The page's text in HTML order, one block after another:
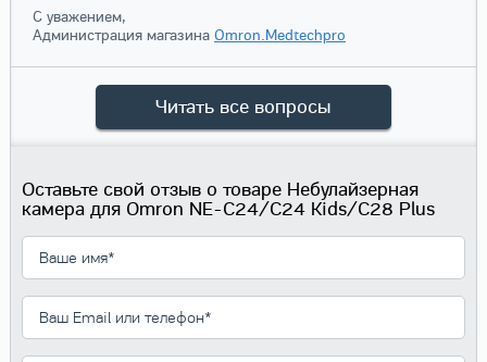
С уважением,
Администрация магазина Omron.Medtechpro
Читать все вопросы
Оставьте свой отзыв о товаре Небулайзерная
камера для Omron NE-C24/C24 Kids/C28 Plus